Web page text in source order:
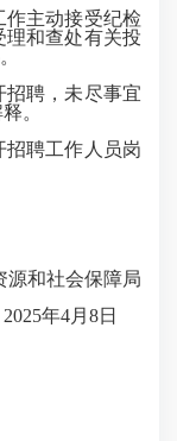
主动接受纪检
理和查处有关投
聘，未尽事宜
。
聘工作人员岗
和社会保障局
年4月8日